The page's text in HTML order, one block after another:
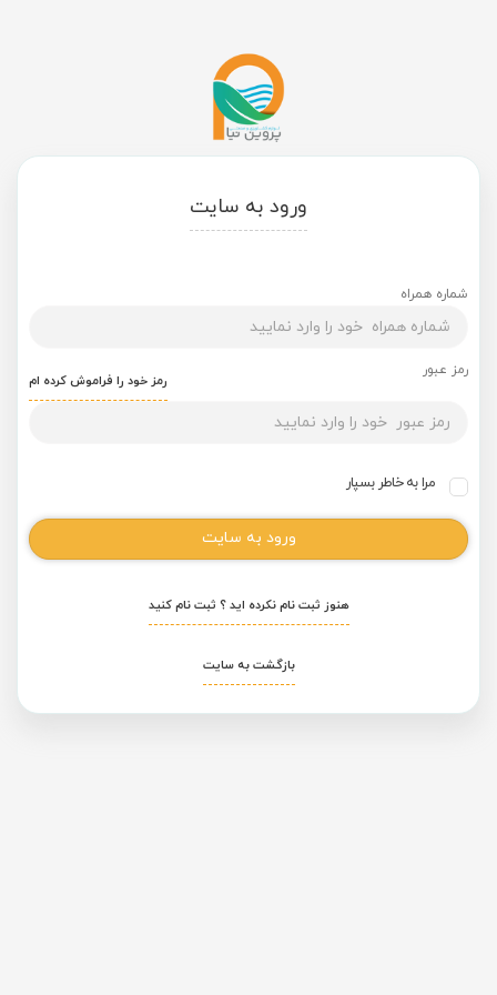
ورود به سایت
شماره همراه
رمز عبور
رمز خود را فراموش کرده ام
مرا به خاطر بسپار
ورود به سایت
هنوز ثبت نام نکرده اید ؟ ثبت نام کنید
بازگشت به سایت